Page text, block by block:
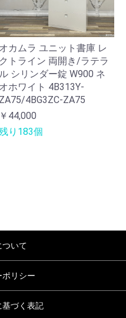
オカムラ ユニット書庫 レ
クトライン 両開き/ラテラ
ル シリンダー錠 W900 ネ
オホワイト 4B313Y-
ZA75/4BG3ZC-ZA75
￥44,000
り183個
ついて
ポリシー
基づく表記